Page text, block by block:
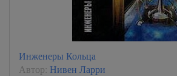
NIVEN - Podarok 38 60
NIVEN - Podarok 39 60
NIVEN - Podarok 40 60
NIVEN - Podarok 41 60
Инженеры Кольца
Автор: Нивен Ларри